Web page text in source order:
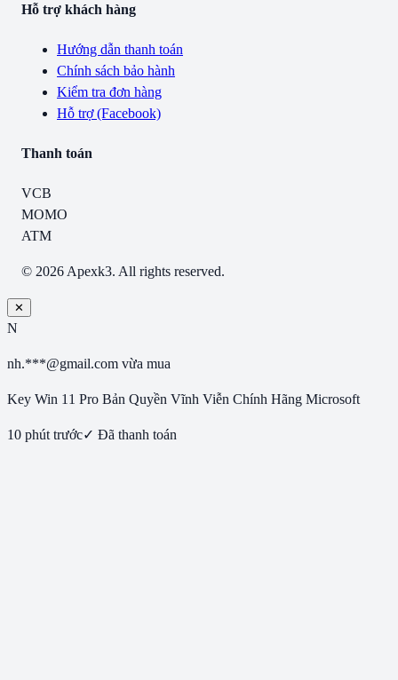
Hỗ trợ khách hàng
Hướng dẫn thanh toán
Chính sách bảo hành
Kiểm tra đơn hàng
Hỗ trợ (Facebook)
Thanh toán
VCB
MOMO
ATM
© 2026 Apexk3. All rights reserved.
✕
N
nh.***@gmail.com vừa mua
Key Win 11 Pro Bản Quyền Vĩnh Viễn Chính Hãng Microsoft
10 phút trước✓ Đã thanh toán